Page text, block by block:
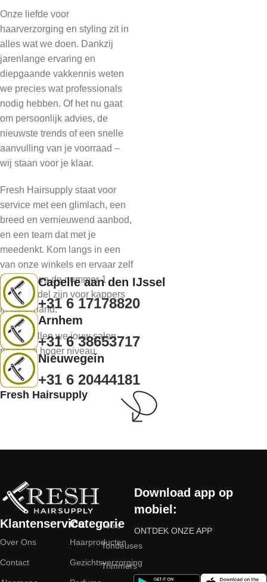
Onze liefde voor
haarverzorging en styling zit in
alles wat we doen. Dankzij
jarenlange ervaring en
diepgaande vakkennis weten
we precies wat professionals
nodig hebben. Of het nu gaat
om persoonlijk advies, de
nieuwste trends of een snelle
aanvulling van je voorraad –
wij staan voor je klaar.
Fresh Hairsupply staat voor
service met een glimlach, een
breed en vernieuwend aanbod,
en een team dat met je
meedenkt. Kom langs in een
van onze winkels en ervaar zelf
waarom we de nummer 1
groothandel zijn voor kappers
in Nederland.
Samen tillen we jouw salon
naar een hoger niveau.
Capelle aan den IJssel
+31 6 17178820
Arnhem
+31 6 38653717
Nieuwegein
+31 6 20444181
Fresh Hairsupply
Klantenservice
Over Ons
Contact
Categorie
Haarproducten
Gezichtsverzorging
Tools
Tondeuses
Trimmers
Download app op
mobiel:
ONTDEK ONZE APP